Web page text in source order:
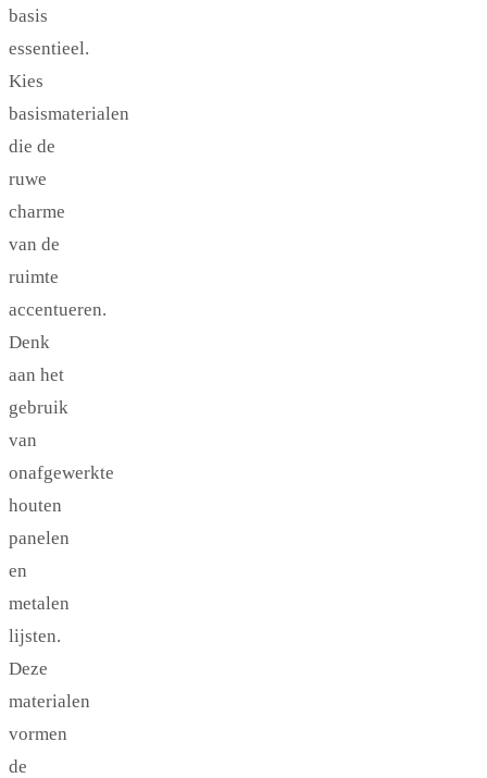
basis
essentieel.
Kies
basismaterialen
die de
ruwe
charme
van de
ruimte
accentueren.
Denk
aan het
gebruik
van
onafgewerkte
houten
panelen
en
metalen
lijsten.
Deze
materialen
vormen
de